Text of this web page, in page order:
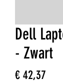
Dell
- Zwart
€ 42,37